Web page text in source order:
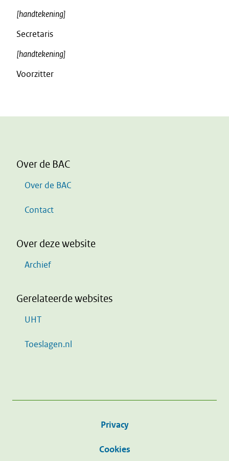
[handtekening]
Secretaris
[handtekening]
Voorzitter
Over de BAC
Over de BAC
Contact
Over deze website
Archief
Gerelateerde websites
UHT
Toeslagen.nl
Privacy
Cookies